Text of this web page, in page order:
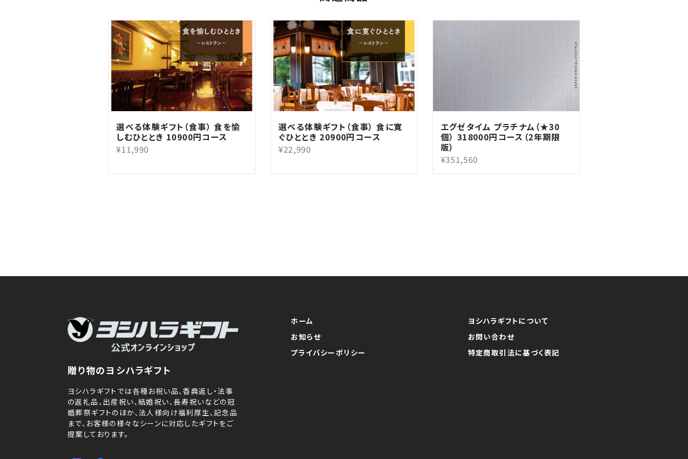
選べる体験ギフト（食事） 食を愉
しむひととき 10900円コース
¥11,990
選べる体験ギフト（食事） 食に寛
ぐひととき 20900円コース
¥22,990
エグゼタイム プラチナム（★30
個） 318000円コース（2年期限
版）
¥351,560
贈り物のヨシハラギフト
ヨシハラギフトでは各種お祝い品、香典返し・法事
の返礼品、出産祝い、結婚祝い、長寿祝いなどの冠
婚葬祭ギフトのほか、法人様向け福利厚生、記念品
まで、お客様の様々なシーンに対応したギフトをご
提案しております。
ホーム
ヨシハラギフトについて
お知らせ
お問い合わせ
プライバシーポリシー
特定商取引法に基づく表記